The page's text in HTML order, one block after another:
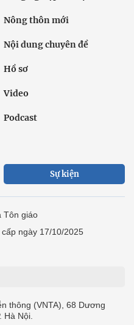
Nông thôn mới
Nội dung chuyên đề
Hồ sơ
Video
Podcast
Sự kiện
Tôn giáo
ngày 17/10/2025
thông (VNTA), 68 Dương
Nội.